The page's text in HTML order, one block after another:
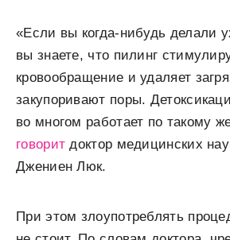
«Если вы когда-нибудь делали
вы знаете, что пилинг
кровообращение и удаляет
закупоривают поры.
во многом работает по такому
говорит доктор медицинских
Джениен Люк.
При этом злоупотреблять